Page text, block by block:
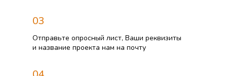
03
Отправьте опросный лист, Ваши реквизиты
и название проекта нам на почту